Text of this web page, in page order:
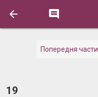
 
Попередня
19